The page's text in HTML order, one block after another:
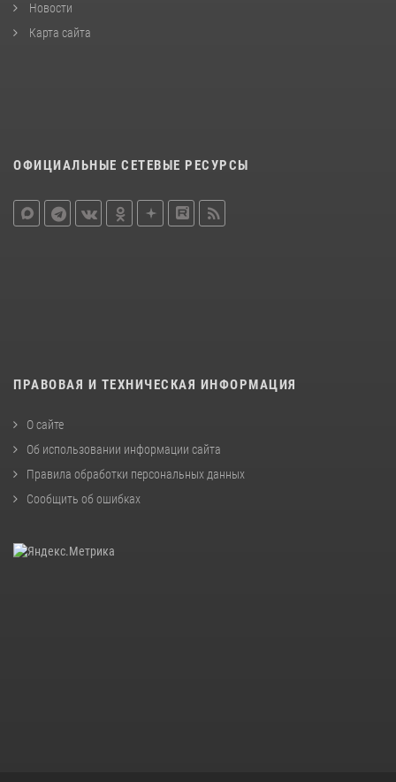
Новости
Карта сайта
ОФИЦИАЛЬНЫЕ СЕТЕВЫЕ РЕСУРСЫ
ПРАВОВАЯ И ТЕХНИЧЕСКАЯ ИНФОРМАЦИЯ
О сайте
Об использовании информации сайта
Правила обработки персональных данных
Сообщить об ошибках